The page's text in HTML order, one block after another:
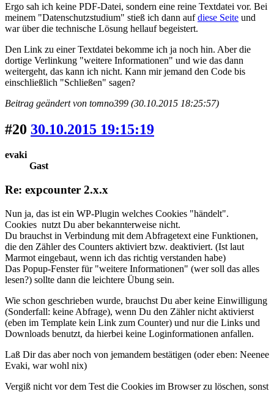
Ergo sah ich keine PDF-Datei, sondern eine reine Textdatei vor. Bei
meinem "Datenschutzstudium" stieß ich dann aufdiese Seite und
war über die technische Lösung hellauf begeistert.
Den Link zu einer Textdatei bekomme ich ja noch hin. Aber die
dortige Verlinkung "weitere Informationen" und wie das dann
weitergeht, das kann ich nicht. Kann mir jemand den Code bis
einschließlich "Schließen" sagen?
Beitrag geändert von tomno399 (30.10.2015 18:25:57)
#20 30.10.2015 19:15:19
evaki
Gast
Re: expcounter 2.x.x
Nun ja, das ist ein WP-Plugin welches Cookies "händelt".
Cookies nutzt Du aber bekannterweise nicht.
Du brauchst in Verbindung mit dem Abfragetext eine Funktionen,
die den Zähler des Counters aktiviert bzw. deaktiviert. (Ist laut
Marmot eingebaut, wenn ich das richtig verstanden habe)
Das Popup-Fenster für "weitere Informationen" (wer soll das alles
lesen?) sollte dann die leichtere Übung sein.
Wie schon geschrieben wurde, brauchst Du aber keine Einwilligung
(Sonderfall: keine Abfrage), wenn Du den Zähler nicht aktivierst
(eben im Template kein Link zum Counter) und nur die Links und
Downloads benutzt, da hierbei keine Loginformationen anfallen.
Laß Dir das aber noch von jemandem bestätigen (oder eben: Neenee
Evaki, war wohl nix)
Vergiß nicht vor dem Test die Cookies im Browser zu löschen, sonst